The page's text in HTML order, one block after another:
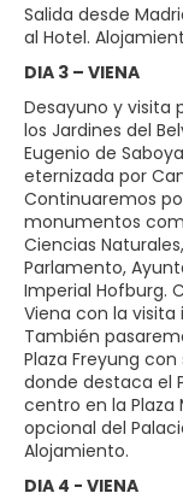
Salida desde
al Hotel.
DIA 3 – VIENA
Desayuno y visita
los Jardines del
Eugenio de
eternizada por
Continuaremos
monumentos
Ciencias
Parlamento,
Imperial Hofburg.
Viena con la visita
También
Plaza Freyung con
donde destaca el
centro en la Plaza
opcional del
Alojamiento.
DIA 4 - VIENA